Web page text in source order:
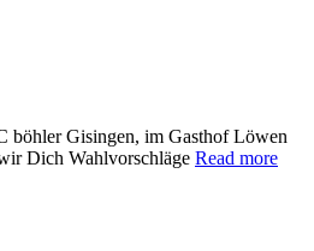
böhler Gisingen, im Gasthof Löwen
Dich Wahlvorschläge Read more